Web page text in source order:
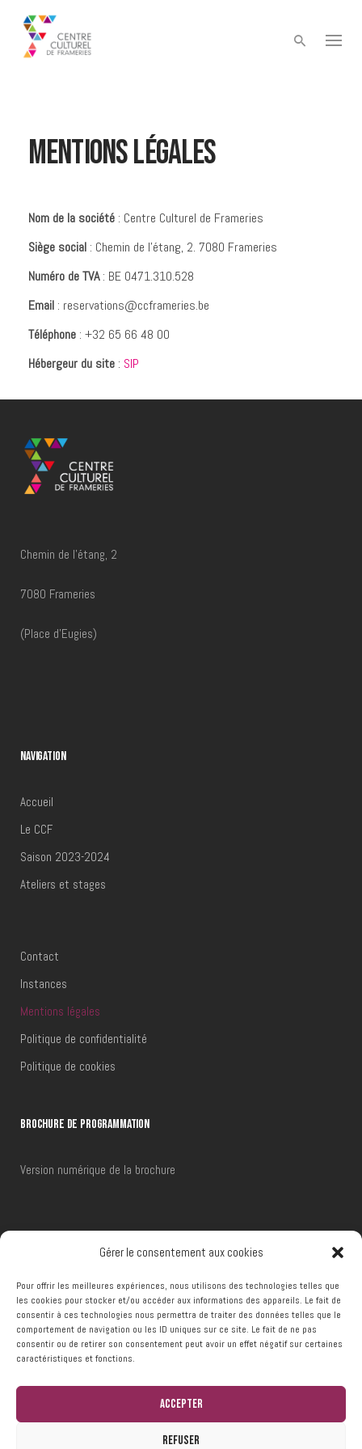
Gérer le consentement aux cookies
Pour offrir les meilleures expériences, nous utilisons des technologies telles que
les cookies pour stocker et/ou accéder aux informations des appareils. Le fait de
consentir à ces technologies nous permettra de traiter des données telles que le
comportement de navigation ou les ID uniques sur ce site. Le fait de ne pas
consentir ou de retirer son consentement peut avoir un effet négatif sur certaines
caractéristiques et fonctions.
Accepter
Refuser
content
Mentions légales
Mentions légales
Nom de la société : Centre Culturel de Frameries
Siège social : Chemin de l’étang, 2. 7080 Frameries
Numéro de TVA: BE 0471.310.528
Email : reservations@ccframeries.be
Téléphone : +32 65 66 48 00
Hébergeur du site : SIP
Chemin de l'étang, 2
7080 Frameries
(Place d'Eugies)
NAVIGATION
Accueil
Le CCF
Saison 2023-2024
Ateliers et stages
Contact
Instances
Mentions légales
Politique de confidentialité
Politique de cookies
BROCHURE DE PROGRAMMATION
Version numérique de la brochure
Téléphone :+32 (0)65 66 48 00
Email :reservations@ccframeries.be